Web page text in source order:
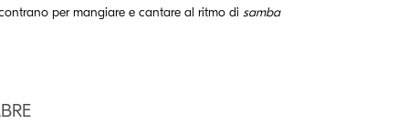
per mangiare e cantare al ritmo di samba